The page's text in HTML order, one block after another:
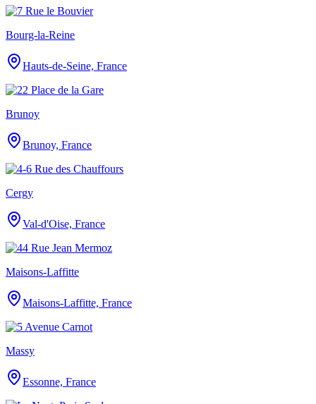
Bourg-la-Reine
Hauts-de-Seine, France
Brunoy
Brunoy, France
Cergy
Val-d'Oise, France
Maisons-Laffitte
Maisons-Laffitte, France
Massy
Essonne, France